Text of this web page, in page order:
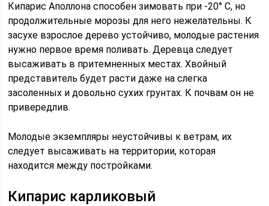
Кипарис Аполлона способен зимовать при -20° С, но
продолжительные морозы для него нежелательны. К
засухе взрослое дерево устойчиво, молодые растения
нужно первое время поливать. Деревца следует
высаживать в притемненных местах. Хвойный
представитель будет расти даже на слегка
засоленных и довольно сухих грунтах. К почвам он не
привередлив.
Молодые экземпляры неустойчивы к ветрам, их
следует высаживать на территории, которая
находится между постройками.
Кипарис карликовый